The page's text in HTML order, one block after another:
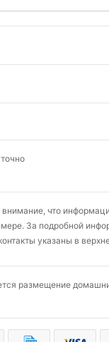
внимание, что
За подробной
указаны в
размещение